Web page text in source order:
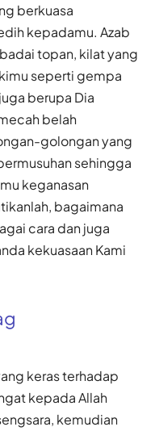
berkuasa
kepadamu. Azab
topan, kilat yang
seperti gempa
berupa Dia
belah
golongan yang
sehingga
keganasan
bagaimana
cara dan juga
kekuasaan Kami
keras terhadap
kepada Allah
kemudian